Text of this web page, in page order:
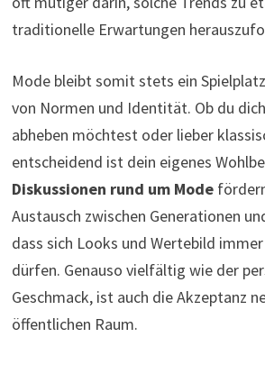
traditionelle Erwartungen
Mode bleibt somit stets ein
von Normen und Identität. Ob du
abheben möchtest oder lieber
entscheidend ist dein eigenes
Diskussionen rund um Mode
Austausch zwischen Generationen
dass sich Looks und Wertebild
dürfen. Genauso vielfältig wie der
Geschmack, ist auch die Akzeptanz
öffentlichen Raum.